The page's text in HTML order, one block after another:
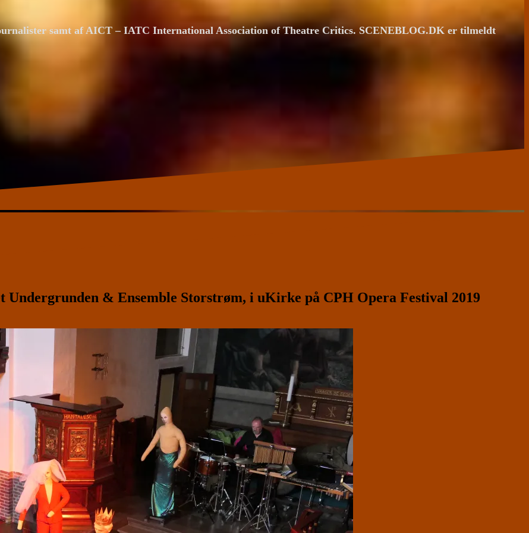
samt af AICT – IATC International Association of Theatre Critics. SCENEBLOG.DK er tilmeldt
& Ensemble Storstrøm, i uKirke på CPH Opera Festival 2019